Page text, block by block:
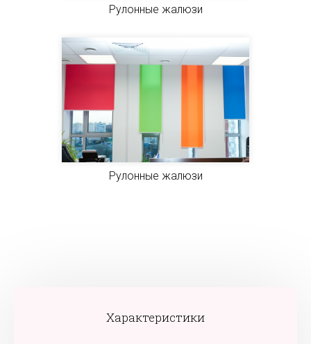
Рулонные жалюзи
Рулонные жалюзи
Характеристики